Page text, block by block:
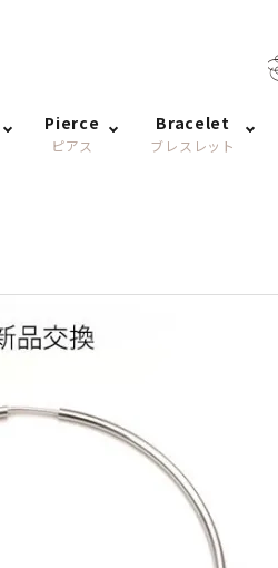
Pierce
ピアス
Bracelet
ブレスレット